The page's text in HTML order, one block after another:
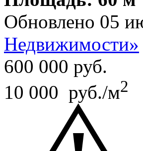
Обновлено 05
Недвижимости»
600 000 руб.
10 000 руб./м2